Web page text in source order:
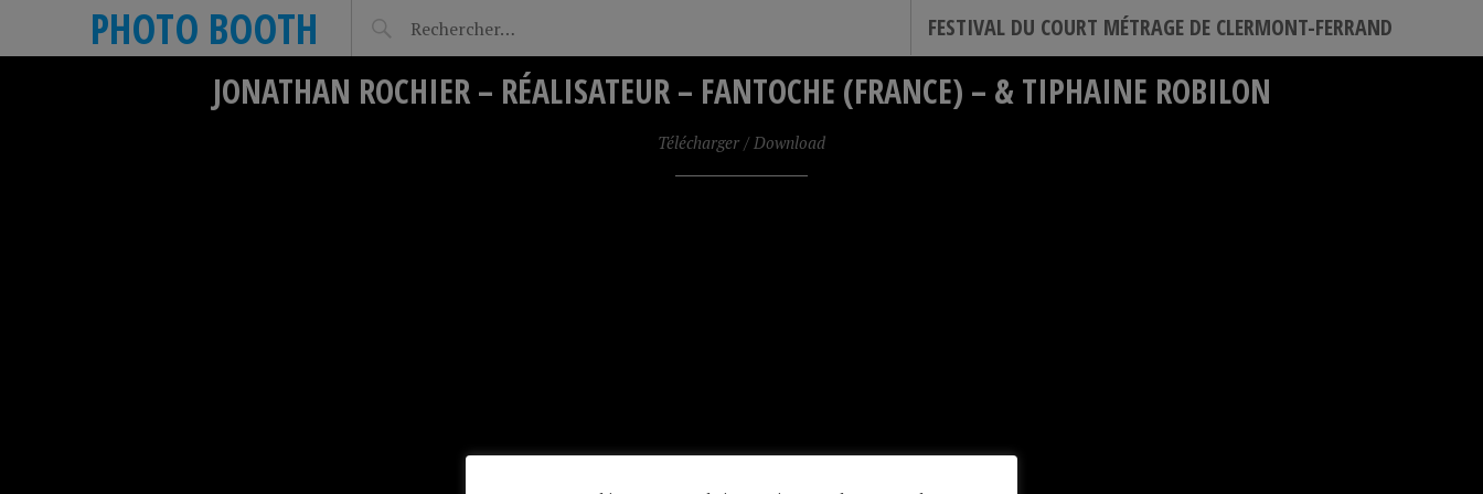
PHOTO BOOTH FESTIVAL DU COURT MÉTRAGE DE CLERMONT-FERRAND
JONATHAN ROCHIER – RÉALISATEUR – FANTOCHE (FRANCE) – & TIPHAINE ROBILON
Télécharger / Download